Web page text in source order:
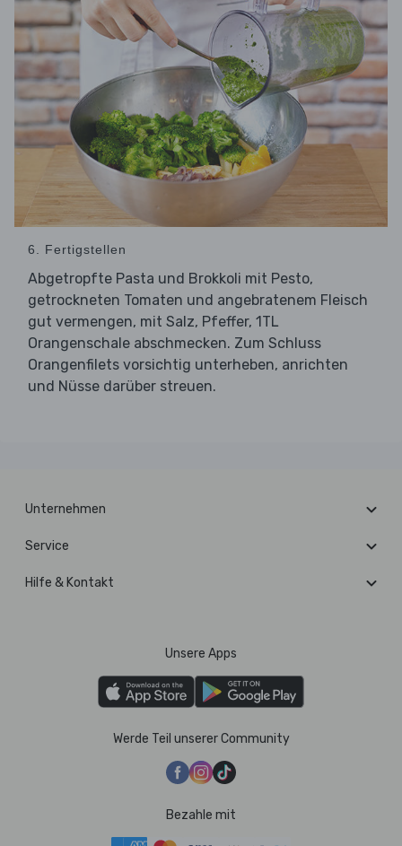
6. Fertigstellen
Abgetropfte Pasta und Brokkoli mit Pesto,
getrockneten Tomaten und angebratenem Fleisch
gut vermengen, mit Salz, Pfeffer, 1TL
Orangenschale abschmecken. Zum Schluss
Orangenfilets vorsichtig unterheben, anrichten
und Nüsse darüber streuen.
Unternehmen
Service
Hilfe & Kontakt
Unsere Apps
Werde Teil unserer Community
Bezahle mit